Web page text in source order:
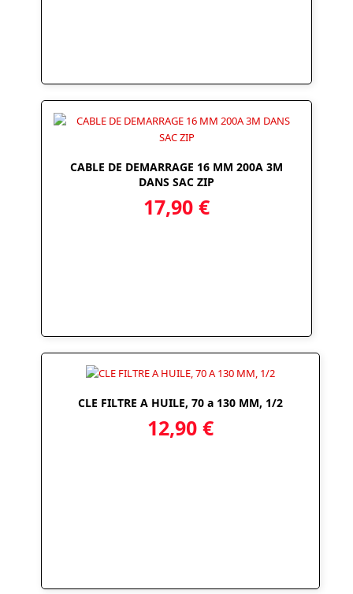
CABLE DE DEMARRAGE 16 MM 200A 3M
DANS SAC ZIP
17,90 €
CLE FILTRE A HUILE, 70 a 130 MM, 1/2
12,90 €